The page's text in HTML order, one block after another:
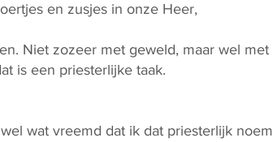
en zusjes in onze Heer,
Niet zozeer met geweld, maar wel
is een priesterlijke taak.
wat vreemd dat ik dat priesterlijk